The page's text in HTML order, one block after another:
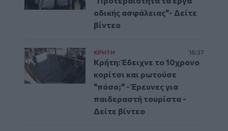
οδικής ασφάλειας"- Δείτε
βίντεο
ΚΡΗΤΗ 16:37
Κρήτη: Έδειχνε το 10χρονο
κορίτσι και ρωτούσε
"πόσο;" - Έρευνες για
παιδεραστή τουρίστα -
Δείτε βίντεο